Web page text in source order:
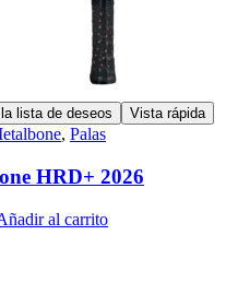
lista de deseos Vista rápida
, Palas
HRD+ 2026
al carrito